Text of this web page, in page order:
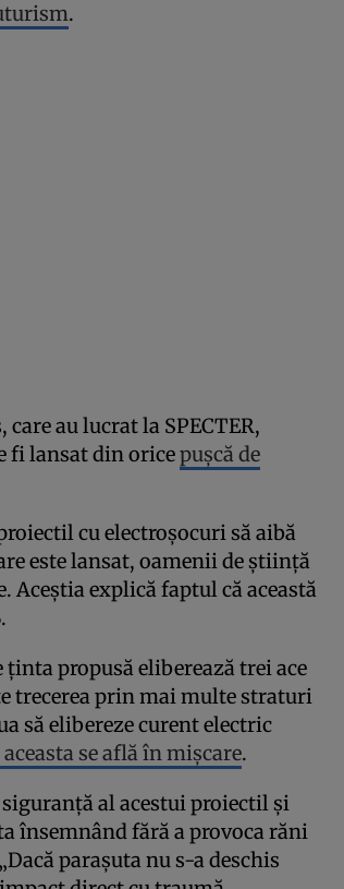
.
au lucrat la SPECTER,
fi lansat din oricepușcă de
cu electroșocuri să aibă
este lansat, oamenii de știință
Aceștia explică faptul că această
ținta propusă eliberează trei ace
trecerea prin mai multe straturi
să elibereze curent electric
se află în mișcare.
al acestui proiectil și
însemnând fără a provoca răni
parașuta nu s-a deschis